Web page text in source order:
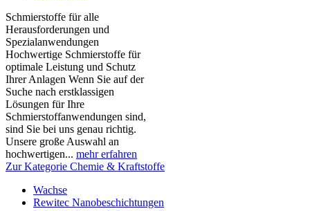
Schmierstoffe für alle
Herausforderungen und
Spezialanwendungen
Hochwertige Schmierstoffe für
optimale Leistung und Schutz
Ihrer Anlagen Wenn Sie auf der
Suche nach erstklassigen
Lösungen für Ihre
Schmierstoffanwendungen sind,
sind Sie bei uns genau richtig.
Unsere große Auswahl an
hochwertigen... mehr erfahren
Zur Kategorie Chemie & Kraftstoffe
Wachse
Rewitec Nanobeschichtungen